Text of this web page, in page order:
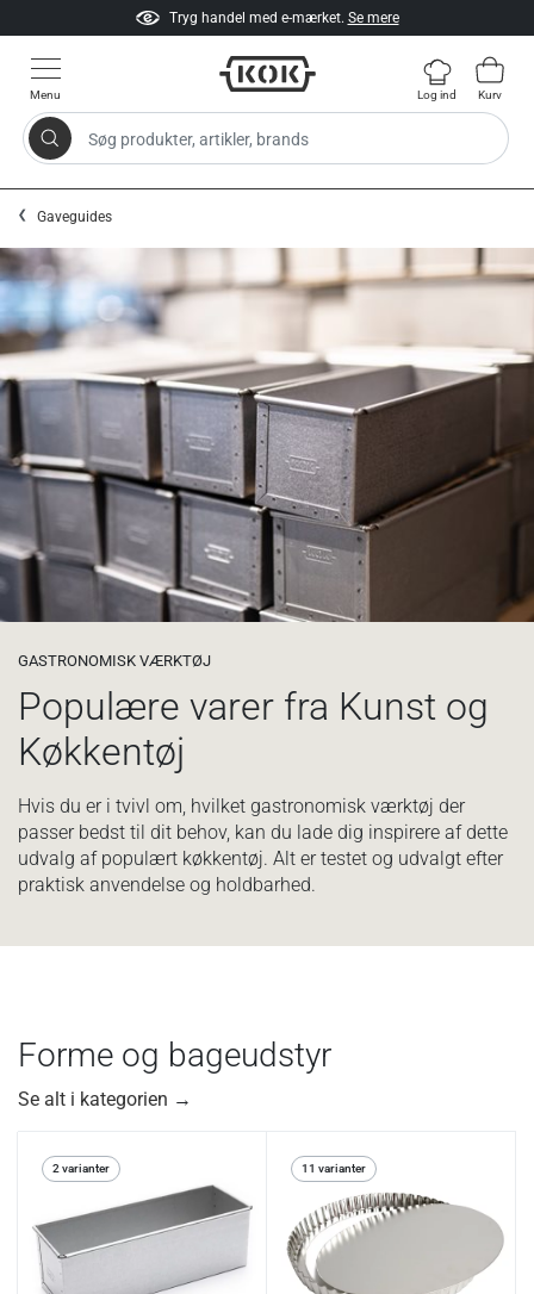
Tryg handel med e-mærket. Se mere
Menu
Søg produkter, artikler, brands
Log ind Kurv
Gaveguides
GASTRONOMISK VÆRKTØJ
Populære varer fra Kunst og
Køkkentøj
Hvis du er i tvivl om, hvilket gastronomisk værktøj der
passer bedst til dit behov, kan du lade dig inspirere af dette
udvalg af populært køkkentøj. Alt er testet og udvalgt efter
praktisk anvendelse og holdbarhed.
Forme og bageudstyr
Se alt i kategorien →
2 varianter 11 varianter